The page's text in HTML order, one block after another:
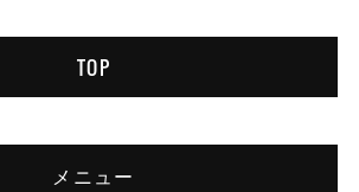
TOP
メニュー